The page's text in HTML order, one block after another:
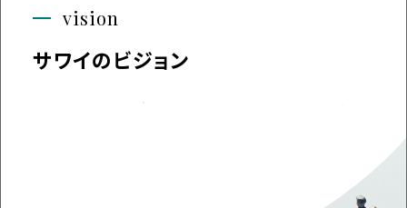
vision
サワイのビジョン
予防から治療まで、薬剤治療に限らない選択肢を提供